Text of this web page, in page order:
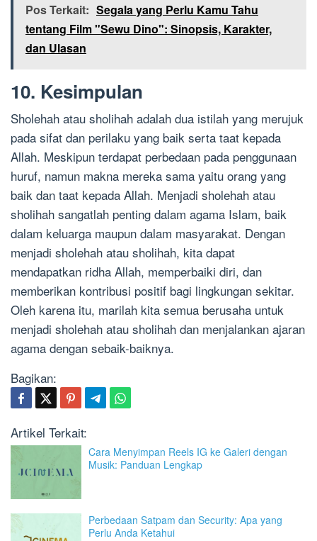
Pos Terkait: Segala yang Perlu Kamu Tahu
tentang Film "Sewu Dino": Sinopsis, Karakter,
dan Ulasan
10. Kesimpulan
Sholehah atau sholihah adalah dua istilah yang merujuk
pada sifat dan perilaku yang baik serta taat kepada
Allah. Meskipun terdapat perbedaan pada penggunaan
huruf, namun makna mereka sama yaitu orang yang
baik dan taat kepada Allah. Menjadi sholehah atau
sholihah sangatlah penting dalam agama Islam, baik
dalam keluarga maupun dalam masyarakat. Dengan
menjadi sholehah atau sholihah, kita dapat
mendapatkan ridha Allah, memperbaiki diri, dan
memberikan kontribusi positif bagi lingkungan sekitar.
Oleh karena itu, marilah kita semua berusaha untuk
menjadi sholehah atau sholihah dan menjalankan ajaran
agama dengan sebaik-baiknya.
Bagikan:
Artikel Terkait:
Cara Menyimpan Reels IG ke Galeri dengan
Musik: Panduan Lengkap
Perbedaan Satpam dan Security: Apa yang
Perlu Anda Ketahui